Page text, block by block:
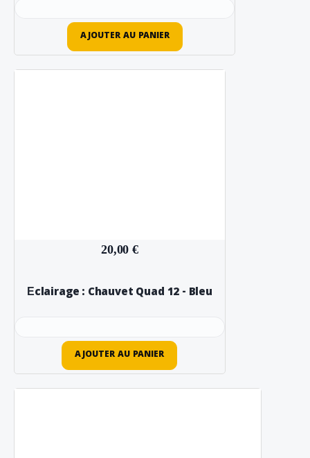
AJOUTER AU PANIER
20,00 €
Éclairage : Chauvet Quad 12 - Bleu
AJOUTER AU PANIER